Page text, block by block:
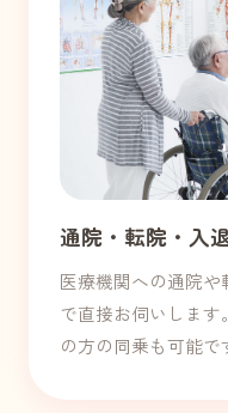
通院・転院・入
医療機関への通院や
で直接お伺いしま
の方の同乗も可能で